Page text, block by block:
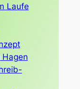
Laufe